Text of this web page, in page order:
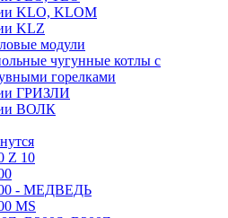
KLO, KLOM
KLZ
модули
чугунные котлы с
горелками
ГРИЗЛИ
ВОЛК
Z 10
- МЕДВЕДЬ
MS